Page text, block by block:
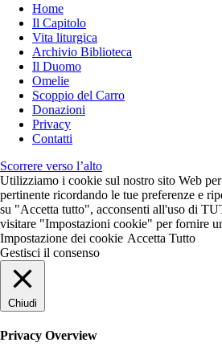
Home
Il Capitolo
Vita liturgica
Archivio Biblioteca
Il Duomo
Omelie
Scoppio del Carro
Donazioni
Privacy
Contatti
Scorrere verso l’alto
Utilizziamo i cookie sul nostro sito Web
pertinente ricordando le tue preferenze e
su "Accetta tutto", acconsenti all'uso di
visitare "Impostazioni cookie" per fornire
Impostazione dei cookie Accetta Tutto
Gestisci il consenso
Chiudi
Privacy Overview